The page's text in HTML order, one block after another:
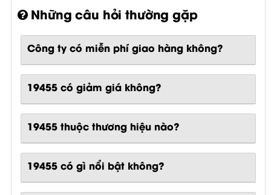
Những câu hỏi thường gặp
Công ty có miễn phí giao hàng không?
19455 có giảm giá không?
19455 thuộc thương hiệu nào?
19455có gì nổi bật không?